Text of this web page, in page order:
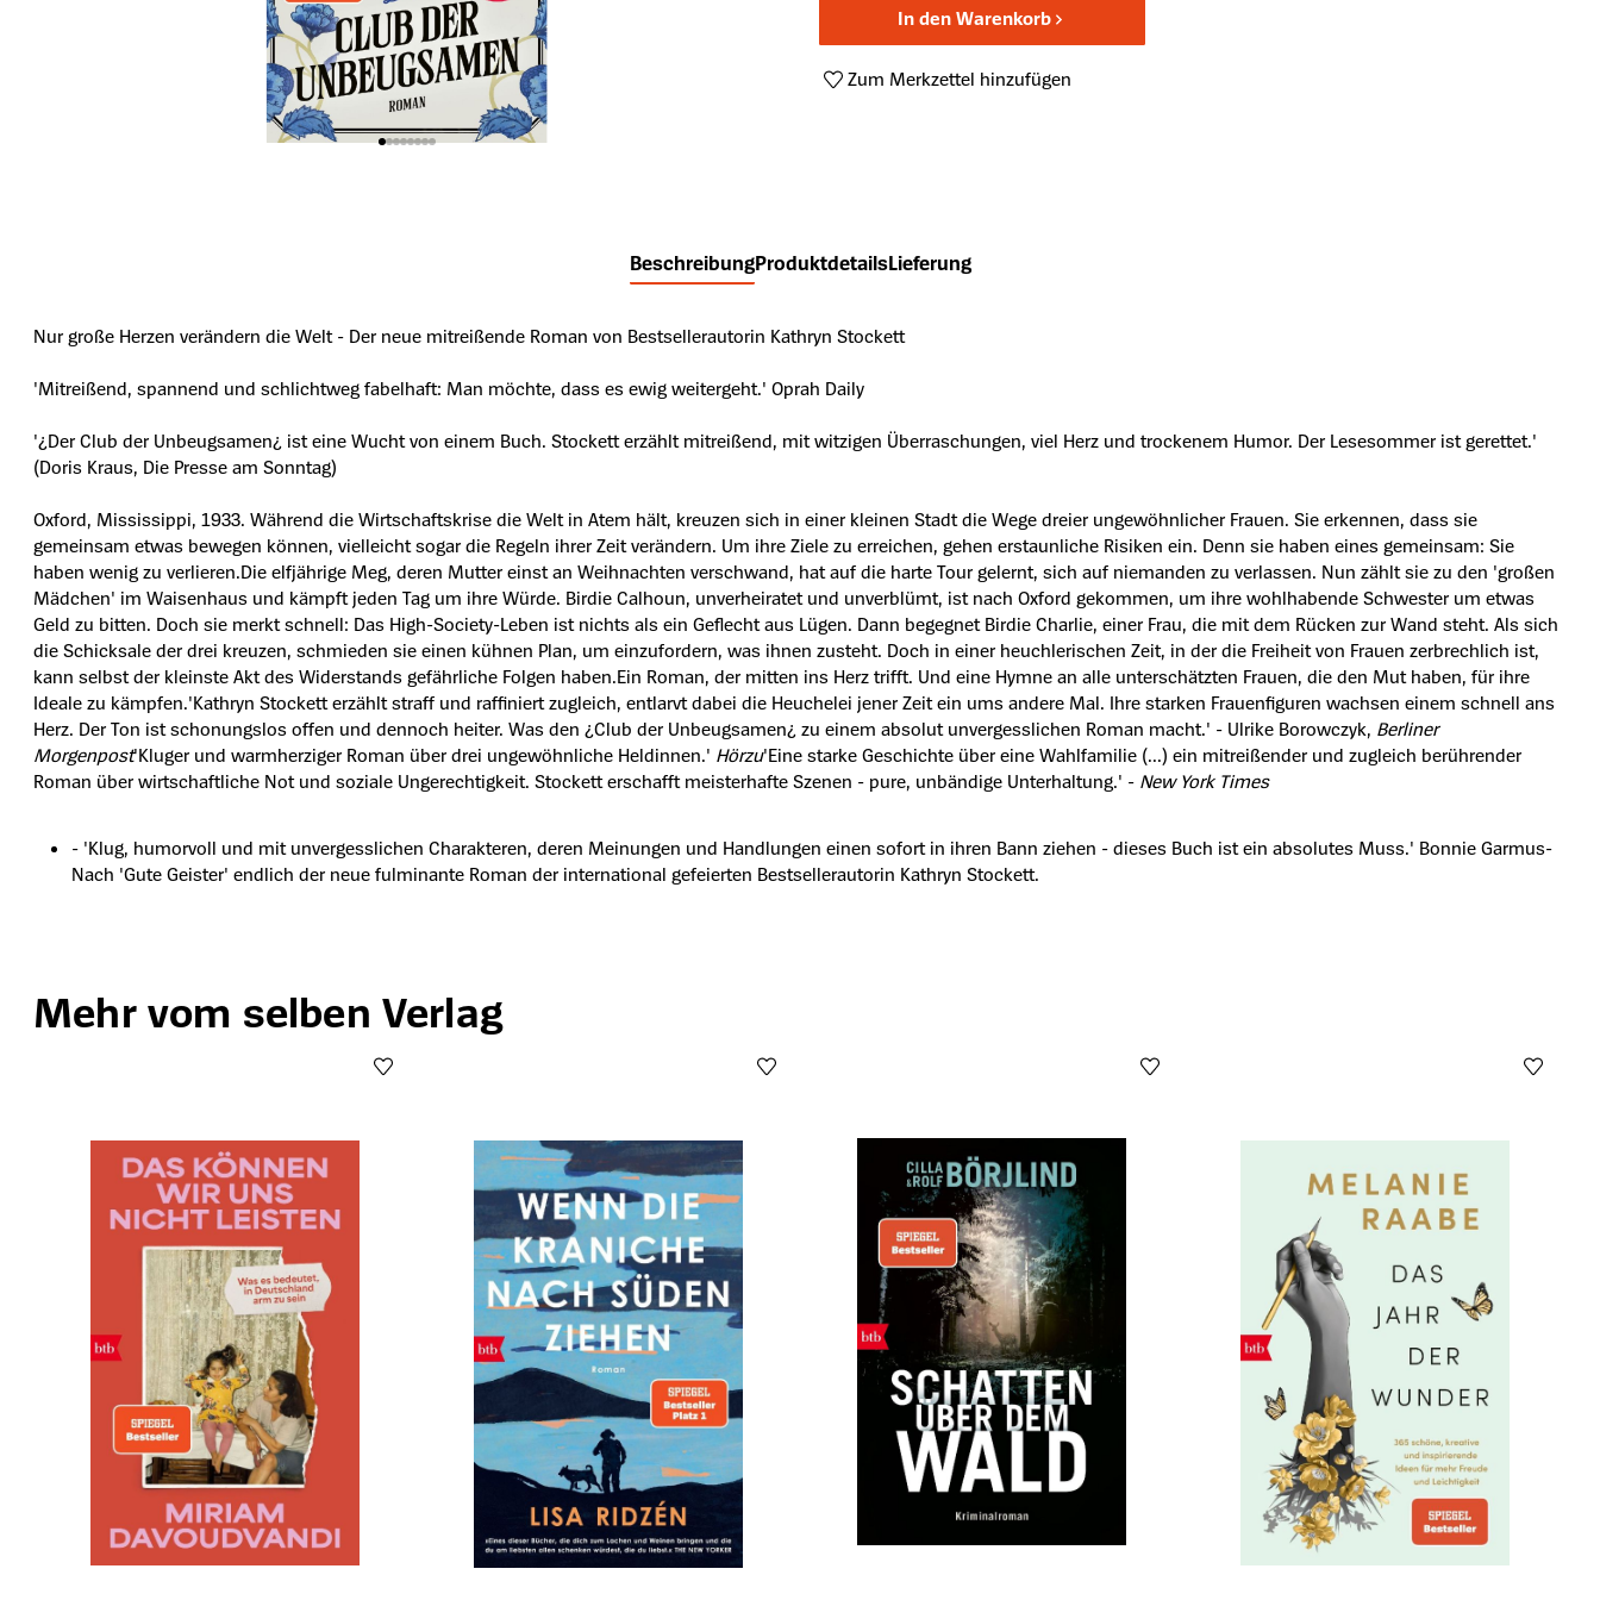
In den Warenkorb
Zum Merkzettel hinzufügen
BeschreibungProduktdetailsLieferung
Nur große Herzen verändern die Welt - Der neue mitreißende Roman von Bestsellerautorin Kathryn Stockett
'Mitreißend, spannend und schlichtweg fabelhaft: Man möchte, dass es ewig weitergeht.' Oprah Daily
'¿Der Club der Unbeugsamen¿ ist eine Wucht von einem Buch. Stockett erzählt mitreißend, mit witzigen Überraschungen, viel Herz und trockenem Humor. Der Lesesommer ist gerettet.'
(Doris Kraus, Die Presse am Sonntag)
Oxford, Mississippi, 1933. Während die Wirtschaftskrise die Welt in Atem hält, kreuzen sich in einer kleinen Stadt die Wege dreier ungewöhnlicher Frauen. Sie erkennen, dass sie
gemeinsam etwas bewegen können, vielleicht sogar die Regeln ihrer Zeit verändern. Um ihre Ziele zu erreichen, gehen erstaunliche Risiken ein. Denn sie haben eines gemeinsam: Sie
haben wenig zu verlieren.Die elfjährige Meg, deren Mutter einst an Weihnachten verschwand, hat auf die harte Tour gelernt, sich auf niemanden zu verlassen. Nun zählt sie zu den 'großen
Mädchen' im Waisenhaus und kämpft jeden Tag um ihre Würde. Birdie Calhoun, unverheiratet und unverblümt, ist nach Oxford gekommen, um ihre wohlhabende Schwester um etwas
Geld zu bitten. Doch sie merkt schnell: Das High-Society-Leben ist nichts als ein Geflecht aus Lügen. Dann begegnet Birdie Charlie, einer Frau, die mit dem Rücken zur Wand steht. Als sich
die Schicksale der drei kreuzen, schmieden sie einen kühnen Plan, um einzufordern, was ihnen zusteht. Doch in einer heuchlerischen Zeit, in der die Freiheit von Frauen zerbrechlich ist,
kann selbst der kleinste Akt des Widerstands gefährliche Folgen haben.Ein Roman, der mitten ins Herz trifft. Und eine Hymne an alle unterschätzten Frauen, die den Mut haben, für ihre
Ideale zu kämpfen.'Kathryn Stockett erzählt straff und raffiniert zugleich, entlarvt dabei die Heuchelei jener Zeit ein ums andere Mal. Ihre starken Frauenfiguren wachsen einem schnell ans
Herz. Der Ton ist schonungslos offen und dennoch heiter. Was den ¿Club der Unbeugsamen¿ zu einem absolut unvergesslichen Roman macht.' - Ulrike Borowczyk, Berliner
Morgenpost'Kluger und warmherziger Roman über drei ungewöhnliche Heldinnen.' Hörzu'Eine starke Geschichte über eine Wahlfamilie (...) ein mitreißender und zugleich berührender
Roman über wirtschaftliche Not und soziale Ungerechtigkeit. Stockett erschafft meisterhafte Szenen - pure, unbändige Unterhaltung.' - New York Times
- 'Klug, humorvoll und mit unvergesslichen Charakteren, deren Meinungen und Handlungen einen sofort in ihren Bann ziehen - dieses Buch ist ein absolutes Muss.' Bonnie Garmus-
Nach 'Gute Geister' endlich der neue fulminante Roman der international gefeierten Bestsellerautorin Kathryn Stockett.
Produktgalerie überspringen
Mehr vom selben Verlag